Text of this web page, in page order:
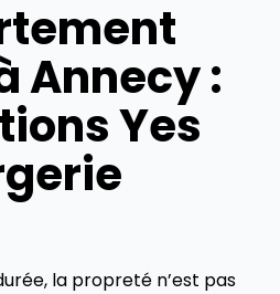
Annecy :
Yes
la propreté n’est pas